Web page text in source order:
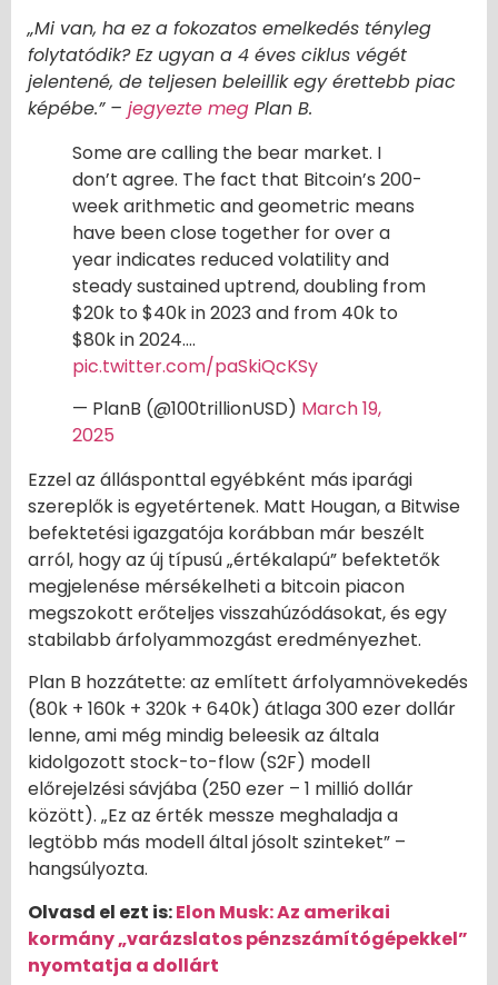
„Mi van, ha ez a fokozatos emelkedés tényleg
folytatódik? Ez ugyan a 4 éves ciklus végét
jelentené, de teljesen beleillik egy érettebb piac
képébe.” – jegyezte meg Plan B.
Some are calling the bear market. I
don’t agree. The fact that Bitcoin’s 200-
week arithmetic and geometric means
have been close together for over a
year indicates reduced volatility and
steady sustained uptrend, doubling from
$20k to $40k in 2023 and from 40k to
$80k in 2024.…
pic.twitter.com/paSkiQcKSy
— PlanB (@100trillionUSD) March 19,
2025
Ezzel az állásponttal egyébként más iparági
szereplők is egyetértenek. Matt Hougan, a Bitwise
befektetési igazgatója korábban már beszélt
arról, hogy az új típusú „értékalapú” befektetők
megjelenése mérsékelheti a bitcoin piacon
megszokott erőteljes visszahúzódásokat, és egy
stabilabb árfolyammozgást eredményezhet.
Plan B hozzátette: az említett árfolyamnövekedés
(80k + 160k + 320k + 640k) átlaga 300 ezer dollár
lenne, ami még mindig beleesik az általa
kidolgozott stock-to-flow (S2F) modell
előrejelzési sávjába (250 ezer – 1 millió dollár
között). „Ez az érték messze meghaladja a
legtöbb más modell által jósolt szinteket” –
hangsúlyozta.
Olvasd el ezt is:Elon Musk: Az amerikai
kormány „varázslatos pénzszámítógépekkel”
nyomtatja a dollárt